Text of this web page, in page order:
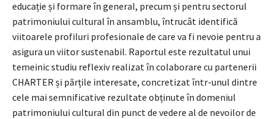
educație și formare în general, precum și pentru sectorul
patrimoniului cultural în ansamblu, întrucât identifică
viitoarele profiluri profesionale de care va fi nevoie pentru a
asigura un viitor sustenabil. Raportul este rezultatul unui
temeinic studiu reflexiv realizat în colaborare cu partenerii
CHARTER și părțile interesate, concretizat într-unul dintre
cele mai semnificative rezultate obținute în domeniul
patrimoniului cultural din punct de vedere al de nevoilor de